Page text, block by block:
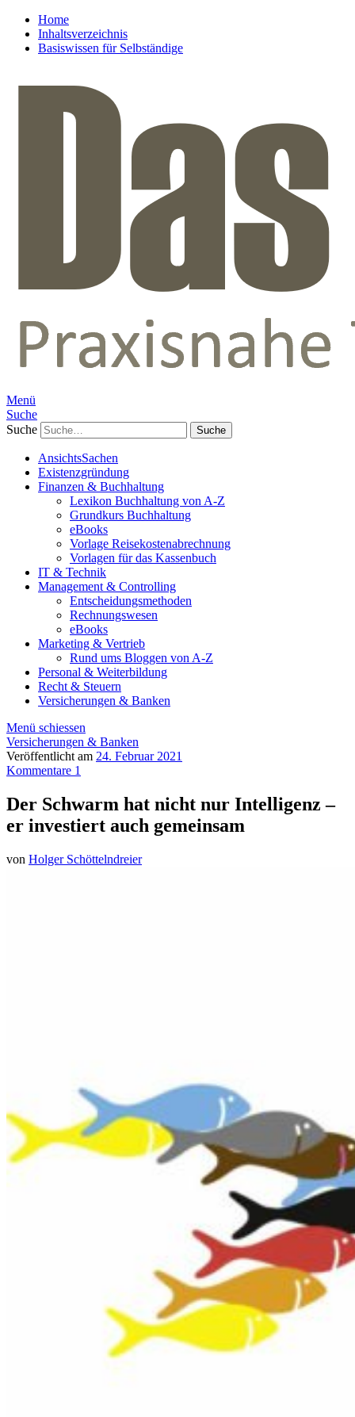
Home
Inhaltsverzeichnis
Basiswissen für Selbständige
Menü
Suche
Suche
AnsichtsSachen
Existenzgründung
Finanzen & Buchhaltung
Lexikon Buchhaltung von A-Z
Grundkurs Buchhaltung
eBooks
Vorlage Reisekostenabrechnung
Vorlagen für das Kassenbuch
IT & Technik
Management & Controlling
Entscheidungsmethoden
Rechnungswesen
eBooks
Marketing & Vertrieb
Rund ums Bloggen von A-Z
Personal & Weiterbildung
Recht & Steuern
Versicherungen & Banken
Menü schiessen
Versicherungen & Banken
Veröffentlicht am 24. Februar 2021
Kommentare 1
Der Schwarm hat nicht nur Intelligenz –
er investiert auch gemeinsam
von Holger Schöttelndreier